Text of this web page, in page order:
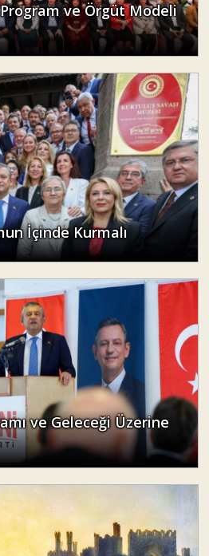
ve Örgüt Modeli
İçinde Kurmalı
ve Geleceği Üzerine